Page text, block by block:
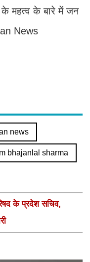
के महत्व के बारे में जन
News
news
bhajanlal sharma
के प्रदेश सचिव,